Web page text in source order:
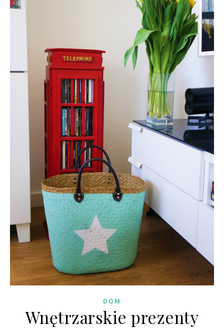
DOM
Wnętrzarskie prezenty